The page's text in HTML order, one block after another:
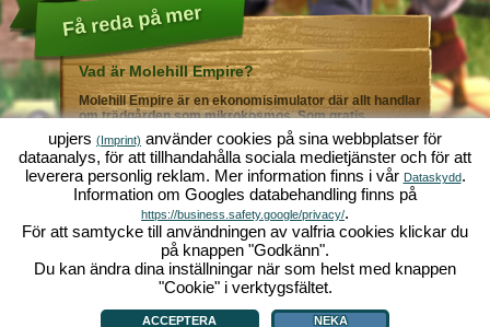
Få reda på mer
Vad är Molehill Empire?
Molehill Empire är en ekonomisimulator där allt handlar
om trädgården som mikrokosmos. Som gratis
webbläsarspel fungerar det i din webbläsare - helt utan
ytterligare nedladdningar eller programinstallationer! I
rollen som trädgårdsmästare skapar du ditt eget gröna
paradis. Plantera! Vattna! Skörda! Du väljer mellan alla
möjliga olika grönsaker och frukter: tomater och
jordgubbar - eller kanske hellre morötter och sallad?
Gurka och broccoli? Äsch - varför inte fylla ditt
trädgårdsland med lite av varje!? Besök städerna
Grönadal och Metropola för att handla med andra
spelare. Köp nya, spännande grödor och ge livet i
örtagården en extra krydda med exklusiva
trädgårdsdekorationer. Uppfyll dina kunders önskemål
och var alltid mån om god grannsämja, så att inte din
Vad är Molehill Empire?|Bakgrund|Funktioner| Spelregler
Hantera Cookies
upjers (Imprint) använder cookies på sina webbplatser för
dataanalys, för att tillhandahålla sociala medietjänster och för att
leverera personlig reklam. Mer information finns i vår Dataskydd.
Information om Googles databehandling finns på
https://business.safety.google/privacy/.
För att samtycke till användningen av valfria cookies klickar du
på knappen "Godkänn".
Du kan ändra dina inställningar när som helst med knappen
"Cookie" i verktygsfältet.
ACCEPTERA NEKA